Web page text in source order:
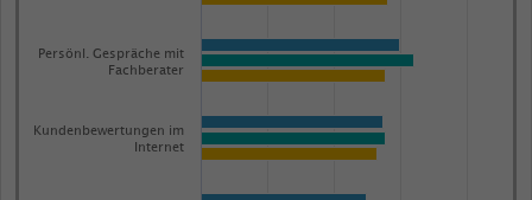
X
displaying
Persönl. Gespräche mit
Fachberater
Kundenbewertungen im
Internet